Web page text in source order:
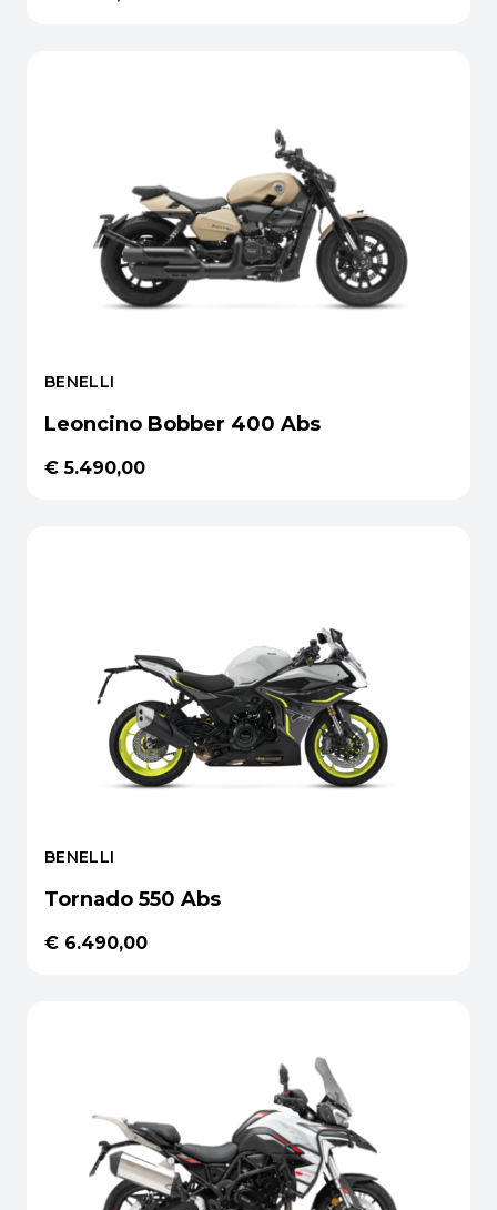
BENELLI
Leoncino Bobber 400 Abs
€ 5.490,00
BENELLI
Tornado 550 Abs
€ 6.490,00